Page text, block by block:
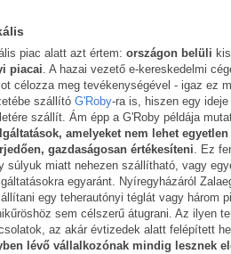
piac alatt azt értem: országon belüli
piacai. A hazai vezető e-kereskedelmi
célozza meg tevékenységével - igaz ez
szállító G'Roby-ra is, hiszen egy
szállít. Ám épp a G'Roby példája
amelyeket nem lehet
gazdaságosan értékesíteni. Ez
súlyuk miatt nehezen szállítható, vagy
egyaránt. Nyíregyházáról
egy teherautónyi téglát vagy három
sem célszerű átugrani. Az ilyen
az akár évtizedek alatt felépített
lévő vállalkozónak mindig lesznek